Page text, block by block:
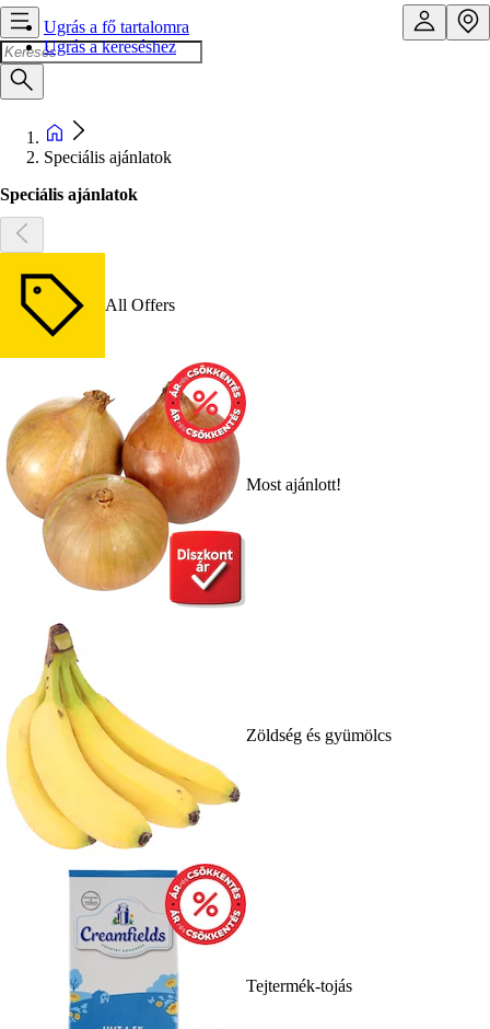
Ugrás a fő tartalomra
Ugrás a kereséshez
Speciális ajánlatok
Speciális ajánlatok
All Offers
Most ajánlott!
Zöldség és gyümölcs
Tejtermék-tojás